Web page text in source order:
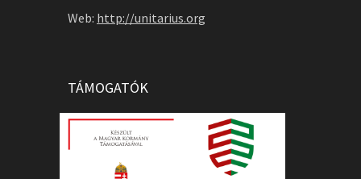
Web: http://unitarius.org
TÁMOGATÓK